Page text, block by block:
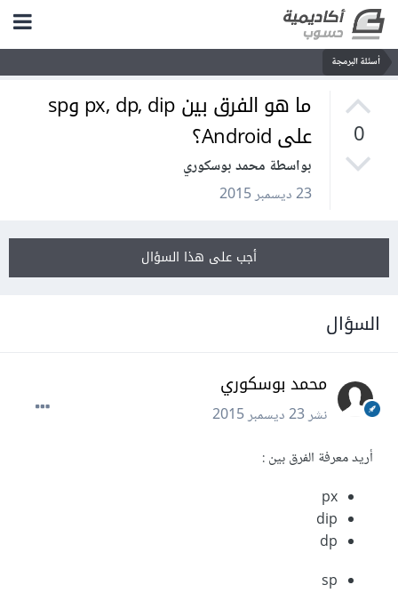
أسئلة البرمجة
0
ما هو الفرق بين px, dp, dip وsp
على Android؟
بواسطة محمد بوسكوري
23 ديسمبر 2015
أجب على هذا السؤال
السؤال
محمد بوسكوري
نشر23 ديسمبر 2015
أريد معرفة الفرق بين :
px
dip
dp
sp